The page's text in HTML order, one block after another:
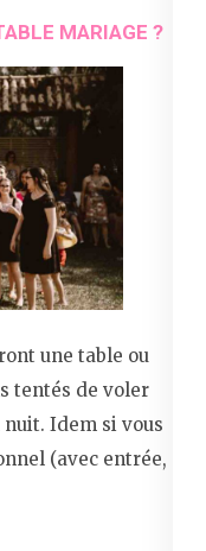
MARIAGE ?
une table ou
tentés de voler
nuit. Idem si vous
(avec entrée,